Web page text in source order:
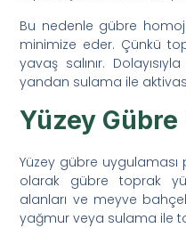
Bu nedenle gübre
minimize eder. Çünkü
yavaş salınır.
yandan sulama ile
Yüzey Gübre
Yüzey gübre uygulaması
olarak gübre toprak
alanları ve meyve
yağmur veya sulama ile